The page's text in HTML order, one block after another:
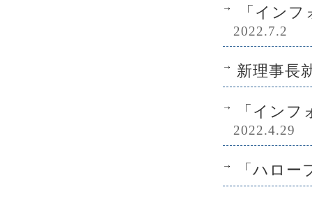
「インフ
2022.7.2
新理事長
「イン
2022.4.29
「ハロ